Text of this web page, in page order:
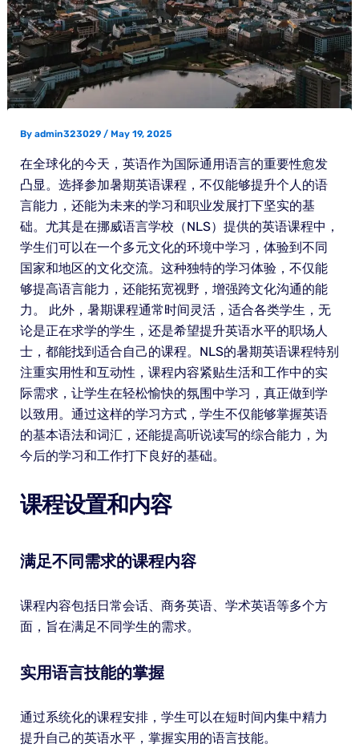
By admin323029 / May 19, 2025
在全球化的今天，英语作为国际通用语言的重要性愈发
凸显。选择参加暑期英语课程，不仅能够提升个人的语
言能力，还能为未来的学习和职业发展打下坚实的基
础。尤其是在挪威语言学校（NLS）提供的英语课程中，
学生们可以在一个多元文化的环境中学习，体验到不同
国家和地区的文化交流。这种独特的学习体验，不仅能
够提高语言能力，还能拓宽视野，增强跨文化沟通的能
力。 此外，暑期课程通常时间灵活，适合各类学生，无
论是正在求学的学生，还是希望提升英语水平的职场人
士，都能找到适合自己的课程。NLS的暑期英语课程特别
注重实用性和互动性，课程内容紧贴生活和工作中的实
际需求，让学生在轻松愉快的氛围中学习，真正做到学
以致用。通过这样的学习方式，学生不仅能够掌握英语
的基本语法和词汇，还能提高听说读写的综合能力，为
今后的学习和工作打下良好的基础。
课程设置和内容
满足不同需求的课程内容
课程内容包括日常会话、商务英语、学术英语等多个方
面，旨在满足不同学生的需求。
实用语言技能的掌握
通过系统化的课程安排，学生可以在短时间内集中精力
提升自己的英语水平，掌握实用的语言技能。